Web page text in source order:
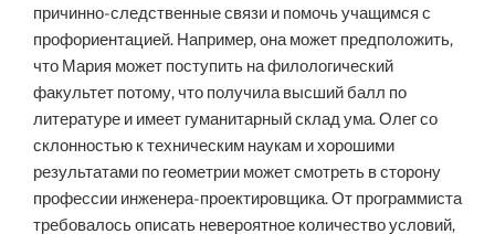
причинно-следственные связи и помочь учащимся с
профориентацией. Например, она может предположить,
что Мария может поступить на филологический
факультет потому, что получила высший балл по
литературе и имеет гуманитарный склад ума. Олег со
склонностью к техническим наукам и хорошими
результатами по геометрии может смотреть в сторону
профессии инженера-проектировщика. От программиста
требовалось описать невероятное количество условий,